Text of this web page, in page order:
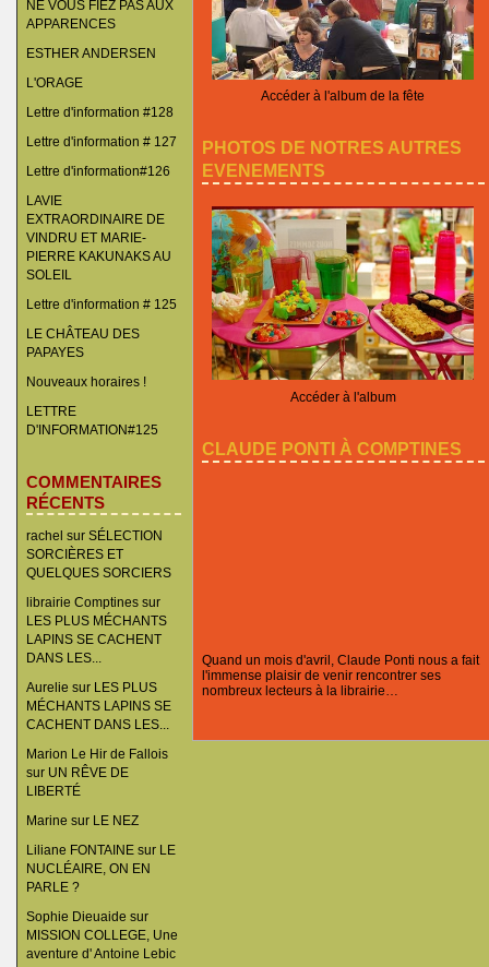
NE VOUS FIEZ PAS AUX
APPARENCES
ESTHER ANDERSEN
L'ORAGE
Lettre d'information #128
Lettre d'information # 127
Lettre d'information#126
LAVIE
EXTRAORDINAIRE DE
VINDRU ET MARIE-
PIERRE KAKUNAKS AU
SOLEIL
Lettre d'information # 125
LE CHÂTEAU DES
PAPAYES
Nouveaux horaires !
LETTRE
D'INFORMATION#125
COMMENTAIRES
RÉCENTS
rachel sur SÉLECTION
SORCIÈRES ET
QUELQUES SORCIERS
librairie Comptinessur
LES PLUS MÉCHANTS
LAPINS SE CACHENT
DANS LES...
Aurelie sur LES PLUS
MÉCHANTS LAPINS SE
CACHENT DANS LES...
Marion Le Hir de Fallois
sur UN RÊVE DE
LIBERTÉ
Marine sur LE NEZ
Liliane FONTAINEsur LE
NUCLÉAIRE, ON EN
PARLE ?
Sophie Dieuaide sur
MISSION COLLEGE, Une
aventure d' Antoine Lebic
Accéder à l'album de la fête
PHOTOS DE NOTRES AUTRES
EVENEMENTS
Accéder à l'album
CLAUDE PONTI À COMPTINES
Quand un mois d'avril, Claude Ponti nous a fait
l'immense plaisir de venir rencontrer ses
nombreux lecteurs à la librairie…